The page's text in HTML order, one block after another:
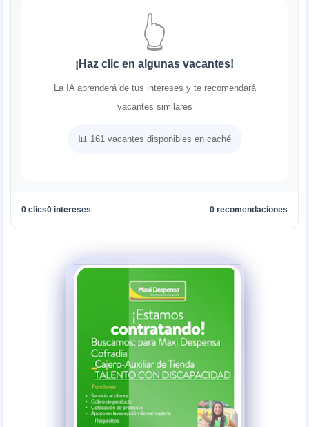
👆
¡Haz clic en algunas vacantes!
La IA aprenderá de tus intereses y te recomendará
vacantes similares
📊 161 vacantes disponibles en caché
0 clics0 intereses 0 recomendaciones